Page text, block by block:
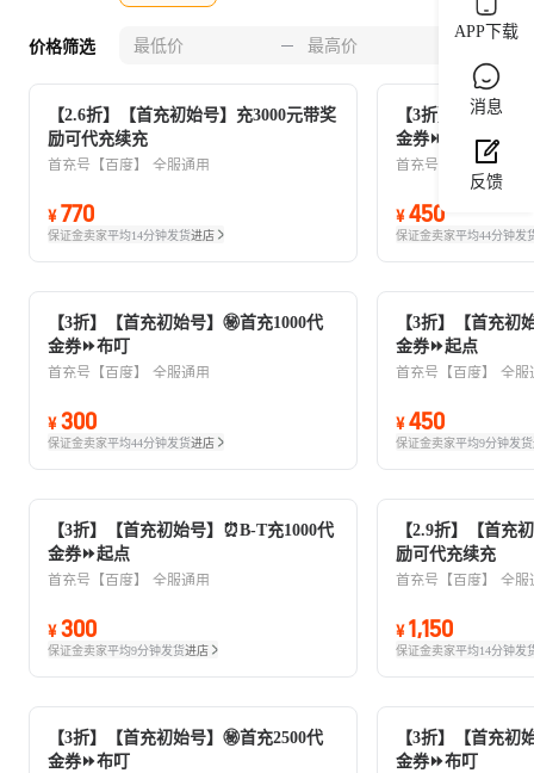
APP下载
消息
反馈
价格筛选 0-30
【2.6折】【首充初始号】充3000元带奖
励可代充续充
首充号【百度】 全服通用
¥ 770
保证金卖家平均14分钟发货进店
【3折】【首充初
金券⏩布叮
首充号【百度】
¥ 450
保证金卖家平均44分钟发
【3折】【首充初始号】㊙️首充1000代
金券⏩布叮
首充号【百度】 全服通用
¥ 300
保证金卖家平均44分钟发货进店
【3折】【首充初
金券⏩起点
首充号【百度】 全服
¥ 450
保证金卖家平均9分钟发货
【3折】【首充初始号】⏰B-T充1000代
金券⏩起点
首充号【百度】 全服通用
¥ 300
保证金卖家平均9分钟发货进店
【2.9折】【首充
励可代充续充
首充号【百度】 全服
¥ 1,150
保证金卖家平均14分钟发
【3折】【首充初始号】㊙️首充2500代
金券⏩布叮
【3折】【首充初
金券⏩布叮